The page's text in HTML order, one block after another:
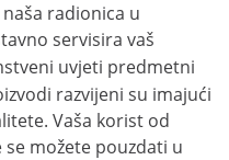
radionica u
servisira vaš
uvjeti predmetni
razvijeni su imajući
Vaša korist od
možete pouzdati u